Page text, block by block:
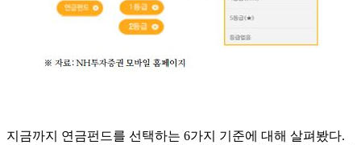
지금까지 연금펀드를 선택하는 6가지 기준에 대해 살펴봤다.